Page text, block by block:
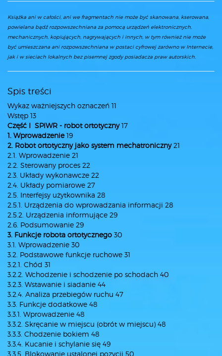
Książka ani w całości, ani we fragmentach nie może być skanowana, kserowana,
powielana bądź rozpowszechniana za pomocą urządzeń elektronicznych,
mechanicznych, kopiujących, nagrywających i innych, w tym również nie może
być umieszczana ani rozpowszechniana w postaci cyfrowej zarówno w Internecie,
jak i w sieciach lokalnych bez pisemnej zgody posiadacza praw autorskich.
Spis treści
Wykaz ważniejszych oznaczeń 11
Wstęp 13
Część I SPiWR - robot ortotyczny17
1. Wprowadzenie19
2. Robot ortotyczny jako system mechatroniczny21
2.1. Wprowadzenie 21
2.2. Sterowany proces 22
2.3. Układy wykonawcze 22
2.4. Układy pomiarowe 27
2.5. Interfejsy użytkownika 28
2.5.1. Urządzenia do wprowadzania informacji 28
2.5.2. Urządzenia informujące 29
2.6. Podsumowanie 29
3. Funkcje robota ortotycznego 30
3.1. Wprowadzenie 30
3.2. Podstawowe funkcje ruchowe 31
3.2.1. Chód 31
3.2.2. Wchodzenie i schodzenie po schodach 40
3.2.3. Wstawanie i siadanie 44
3.2.4. Analiza przebiegów ruchu 47
3.3. Funkcje dodatkowe 48
3.3.1. Wprowadzenie 48
3.3.2. Skręcanie w miejscu (obrót w miejscu) 48
3.3.3. Chodzenie bokiem 48
3.3.4. Kucanie i schylanie się 49
3.3.5. Blokowanie ustalonej pozycji 50